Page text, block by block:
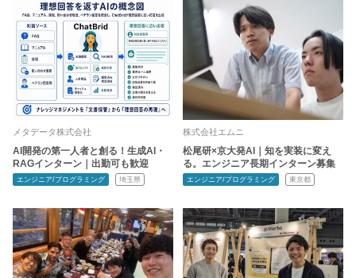
メタデータ株式会社
AI開発の第一人者と創る！生成AI・
RAGインターン｜出勤可も歓迎
エンジニア/プログラミング 埼玉県
株式会社エムニ
松尾研×京大発AI｜知を実装に変え
る。エンジニア長期インターン募集
エンジニア/プログラミング 東京都